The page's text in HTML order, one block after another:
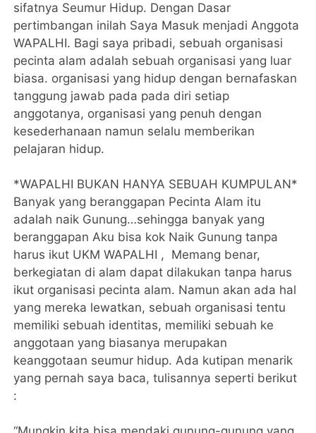
sifatnya Seumur Hidup. Dengan Dasar
pertimbangan inilah Saya Masuk menjadi Anggota
WAPALHI. Bagi saya pribadi, sebuah organisasi
pecinta alam adalah sebuah organisasi yang luar
biasa. organisasi yang hidup dengan bernafaskan
tanggung jawab pada pada diri setiap
anggotanya, organisasi yang penuh dengan
kesederhanaan namun selalu memberikan
pelajaran hidup.
*WAPALHI BUKAN HANYA SEBUAH KUMPULAN*
Banyak yang beranggapan Pecinta Alam itu
adalah naik Gunung…sehingga banyak yang
beranggapan Aku bisa kok Naik Gunung tanpa
harus ikut UKM WAPALHI , Memang benar,
berkegiatan di alam dapat dilakukan tanpa harus
ikut organisasi pecinta alam. Namun akan ada hal
yang mereka lewatkan, sebuah organisasi tentu
memiliki sebuah identitas, memiliki sebuah ke
anggotaan yang biasanya merupakan
keanggotaan seumur hidup. Ada kutipan menarik
yang pernah saya baca, tulisannya seperti berikut
: